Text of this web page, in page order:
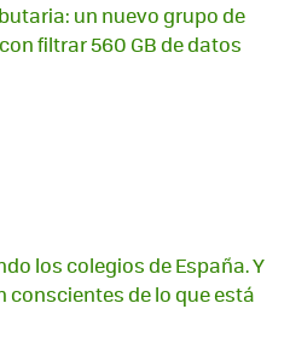
un nuevo grupo de
filtrar 560 GB de datos
los colegios de España. Y
de lo que está